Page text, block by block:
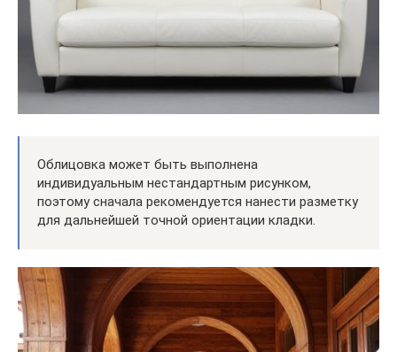
Облицовка может быть выполнена
индивидуальным нестандартным рисунком,
поэтому сначала рекомендуется нанести разметку
для дальнейшей точной ориентации кладки.